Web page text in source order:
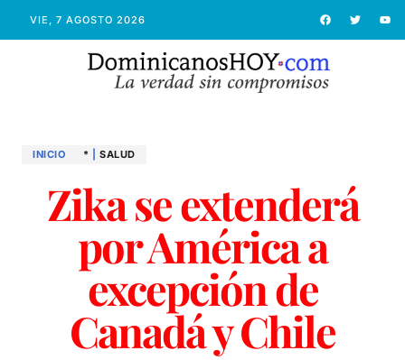
VIE, 7 AGOSTO 2026
INICIO * SALUD
Zika se extenderá
por América a
excepción de
Canadá y Chile